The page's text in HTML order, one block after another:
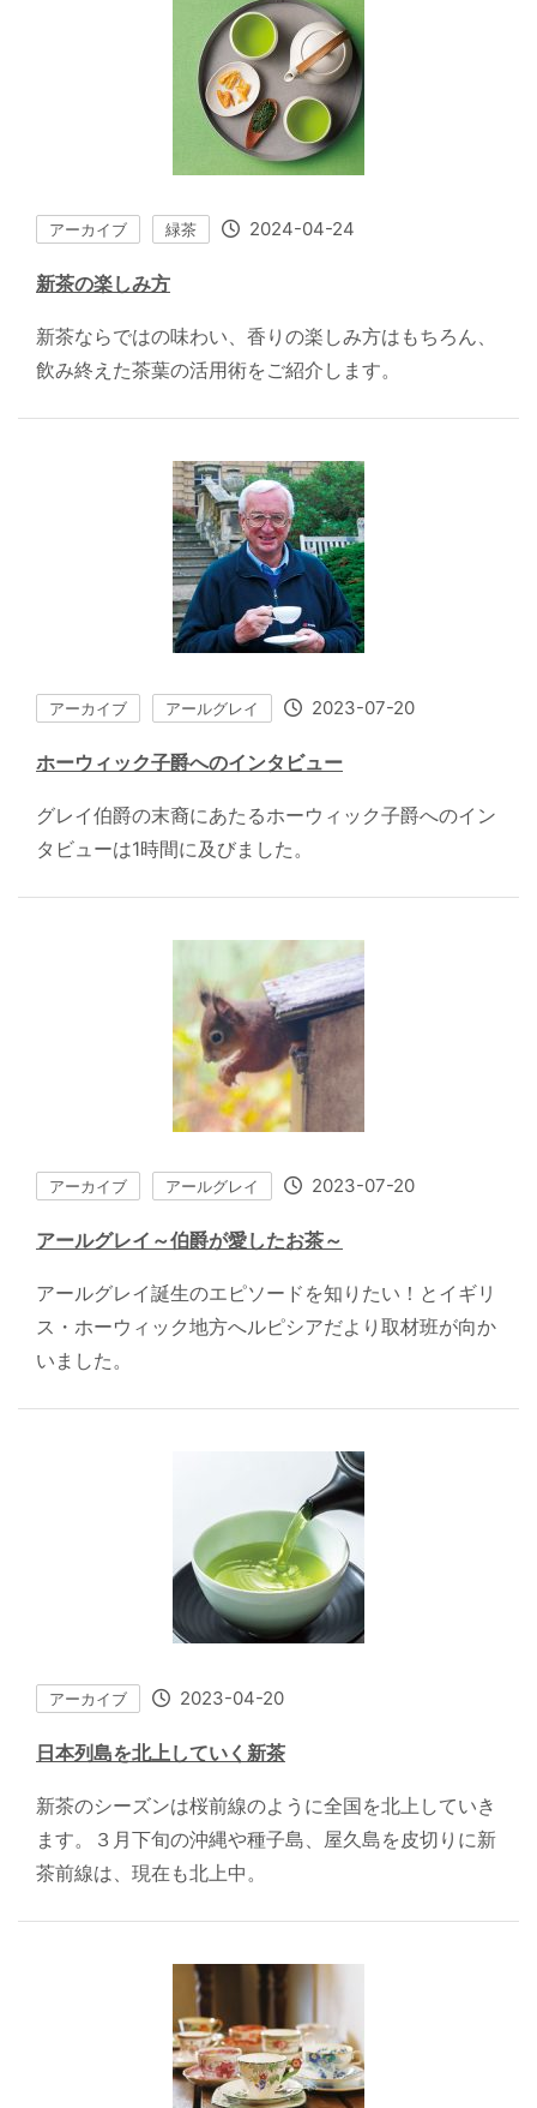
アーカイブ 緑茶 2024-04-24
新茶の楽しみ方
新茶ならではの味わい、香りの楽しみ方はもちろん、
飲み終えた茶葉の活用術をご紹介します。
アーカイブ アールグレイ 2023-07-20
ホーウィック子爵へのインタビュー
グレイ伯爵の末裔にあたるホーウィック子爵へのイン
タビューは1時間に及びました。
アーカイブ アールグレイ 2023-07-20
アールグレイ～伯爵が愛したお茶～
アールグレイ誕生のエピソードを知りたい！とイギリ
ス・ホーウィック地方へルピシアだより取材班が向か
いました。
アーカイブ 2023-04-20
日本列島を北上していく新茶
新茶のシーズンは桜前線のように全国を北上していき
ます。３月下旬の沖縄や種子島、屋久島を皮切りに新
茶前線は、現在も北上中。